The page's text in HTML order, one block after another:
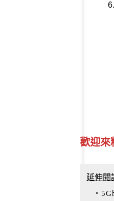
6.
歡迎來
延伸閱
‧5G